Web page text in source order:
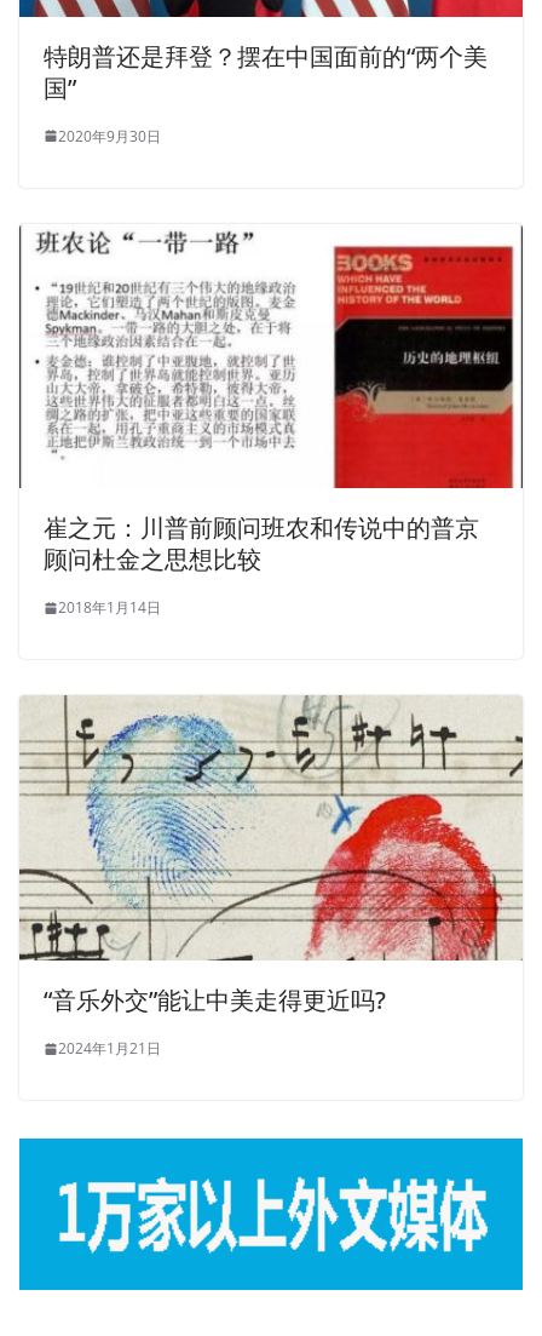
特朗普还是拜登？摆在中国面前的“两个美
国”
2020年9月30日
崔之元：川普前顾问班农和传说中的普京
顾问杜金之思想比较
2018年1月14日
“音乐外交”能让中美走得更近吗?
2024年1月21日